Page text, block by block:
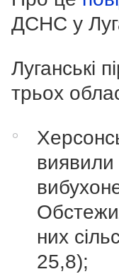
ДСНС у
Луганські
трьох
них
25,8);